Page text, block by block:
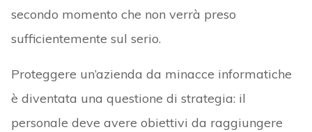
secondo momento che non verrà preso
sufficientemente sul serio.
Proteggere un’azienda da minacce informatiche
è diventata una questione di strategia: il
personale deve avere obiettivi da raggiungere